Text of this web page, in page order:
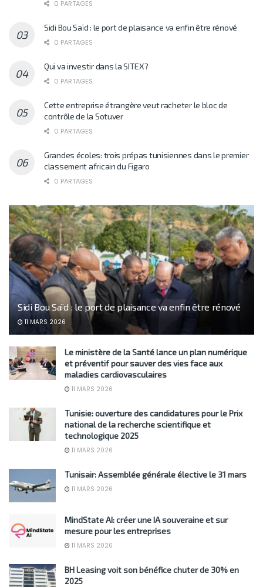
0 PARTAGES
Sidi Bou Saïd : le port de plaisance va enfin être rénové
0 PARTAGES
Qui va investir dans la SITEX?
0 PARTAGES
Cette entreprise étrangère veut racheter le bloc de
contrôle de la Sotuver
0 PARTAGES
Grandes écoles: trois prépas tunisiennes dans le premier
classement africain du Figaro
0 PARTAGES
Sidi Bou Saïd : le port de plaisance va enfin être rénové
11 MARS 2026
Le ministère de la Santé lance un plan numérique
et préventif pour sauver des vies face aux
maladies cardiovasculaires
11 MARS 2026
Tunisie: ouverture des candidatures pour le Prix
national de la recherche scientifique et
technologique 2025
11 MARS 2026
Tunisair: Assemblée générale élective le 31 mars
11 MARS 2026
MindState AI: créer une IA souveraine et sur
mesure pour les entreprises
11 MARS 2026
BH Leasing voit son bénéfice chuter de 30% en
2025